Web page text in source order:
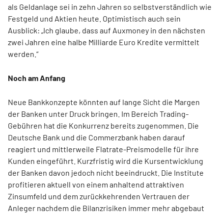
als Geldanlage sei in zehn Jahren so selbstverständlich wie
Festgeld und Aktien heute. Optimistisch auch sein
Ausblick: „Ich glaube, dass auf Auxmoney in den nächsten
zwei Jahren eine halbe Milliarde Euro Kredite vermittelt
werden.“
Noch am Anfang
Neue Bankkonzepte könnten auf lange Sicht die Margen
der Banken unter Druck bringen. Im Bereich Trading-
Gebühren hat die Konkurrenz bereits zugenommen. Die
Deutsche Bank und die Commerzbank haben darauf
reagiert und mittlerweile Flatrate-Preismodelle für ihre
Kunden eingeführt. Kurzfristig wird die Kursentwicklung
der Banken davon jedoch nicht beeindruckt. Die Institute
profitieren aktuell von einem anhaltend attraktiven
Zinsumfeld und dem zurückkehrenden Vertrauen der
Anleger nachdem die Bilanzrisiken immer mehr abgebaut